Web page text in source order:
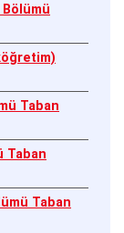
Taban
Taban
Taban